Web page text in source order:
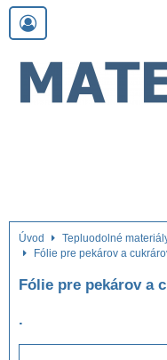
Úvod Tepluodolné
Fólie pre pekárov a
Fólie pre pekárov a
.